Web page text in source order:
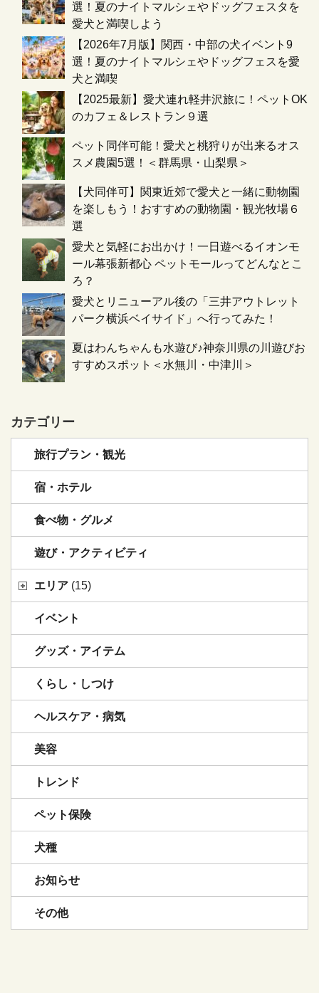
選！夏のナイトマルシェやドッグフェスタを
愛犬と満喫しよう
【2026年7月版】関西・中部の犬イベント9
選！夏のナイトマルシェやドッグフェスを愛
犬と満喫
【2025最新】愛犬連れ軽井沢旅に！ペットOK
のカフェ＆レストラン９選
ペット同伴可能！愛犬と桃狩りが出来るオス
スメ農園5選！＜群馬県・山梨県＞
【犬同伴可】関東近郊で愛犬と一緒に動物園
を楽しもう！おすすめの動物園・観光牧場６
選
愛犬と気軽にお出かけ！一日遊べるイオンモ
ール幕張新都心 ペットモールってどんなとこ
ろ？
愛犬とリニューアル後の「三井アウトレット
パーク横浜ベイサイド」へ行ってみた！
夏はわんちゃんも水遊び♪神奈川県の川遊びお
すすめスポット＜水無川・中津川＞
カテゴリー
旅行プラン・観光
宿・ホテル
食べ物・グルメ
遊び・アクティビティ
エリア (15)
イベント
グッズ・アイテム
くらし・しつけ
ヘルスケア・病気
美容
トレンド
ペット保険
犬種
お知らせ
その他